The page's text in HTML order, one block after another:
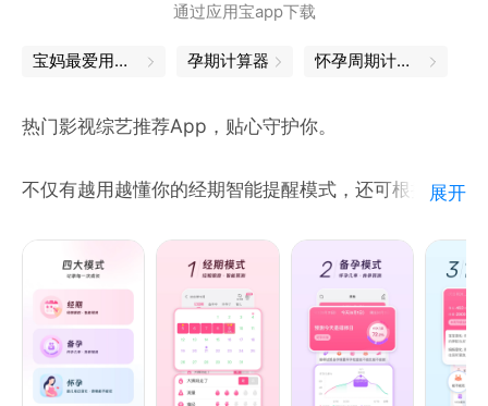
通过应用宝app下载
宝妈最爱用的app，都在这里 孕期计算器 怀孕周期计算器
热门影视综艺推荐App，贴心守护你。
不仅有越用越懂你的经期智能提醒模式，还可根据需要
产知识，贴心的孕期提醒。记录宝宝成长瞬间，给妈妈
们提供宝宝成长的科学建议。同时还为女生提供了健
康、情感、瘦身、美容、购物的知识贴，内置真实的女
生交流区，陪伴女性的每一个重要时期！
展开